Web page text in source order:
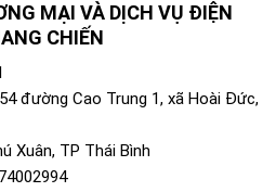
MẠI VÀ DỊCH VỤ ĐIỆN
CHIẾN
đường Cao Trung 1, xã Hoài Đức,
Xuân, TP Thái Bình